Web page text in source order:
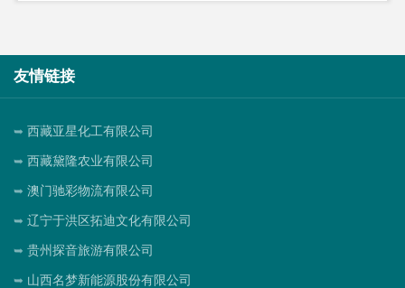
友情链接
西藏亚星化工有限公司
西藏黛隆农业有限公司
澳门驰彩物流有限公司
辽宁于洪区拓迪文化有限公司
贵州探音旅游有限公司
山西名梦新能源股份有限公司